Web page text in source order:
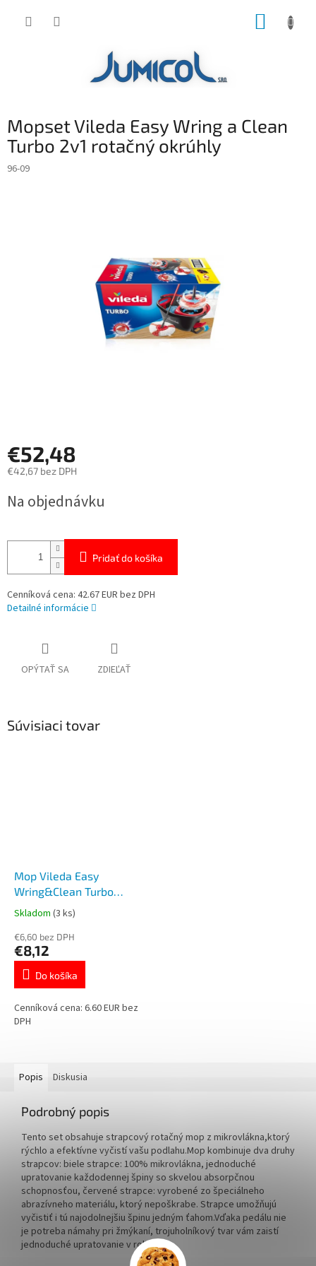
Mopset Vileda Easy Wring a Clean
Turbo 2v1 rotačný okrúhly
96-09
€52,48
€42,67 bez DPH
cena:
Na objednávku
Pridať do košíka
Cenníková cena: 42.67 EUR bez DPH
Detailné informácie
OPÝTAŤ SA ZDIEĽAŤ
Súvisiaci tovar
Mop Vileda Easy
Wring&Clean Turbo
Microfibre 2v1 náhrada
Skladom (3 ks)
€6,60 bez DPH
€8,12
Do košíka
Cenníková cena: 6.60 EUR bez
DPH
Popis Diskusia
Podrobný popis
Tento set obsahuje strapcový rotačný mop z mikrovlákna,ktorý
rýchlo a efektívne vyčistí vašu podlahu.Mop kombinuje dva druhy
strapcov: biele strapce: 100% mikrovlákna, jednoduché
upratovanie každodennej špiny so skvelou absorpčnou
schopnosťou, červené strapce: vyrobené zo špeciálneho
abrazívneho materiálu, ktorý nepoškrabe. Strapce umožňujú
vyčistiť i tú najodolnejšiu špinu jedným ťahom.Vďaka pedálu nie
je potreba námahy pri žmýkaní, trojuholníkový tvar vám zaistí
jednoduché upratovanie v rohoch!